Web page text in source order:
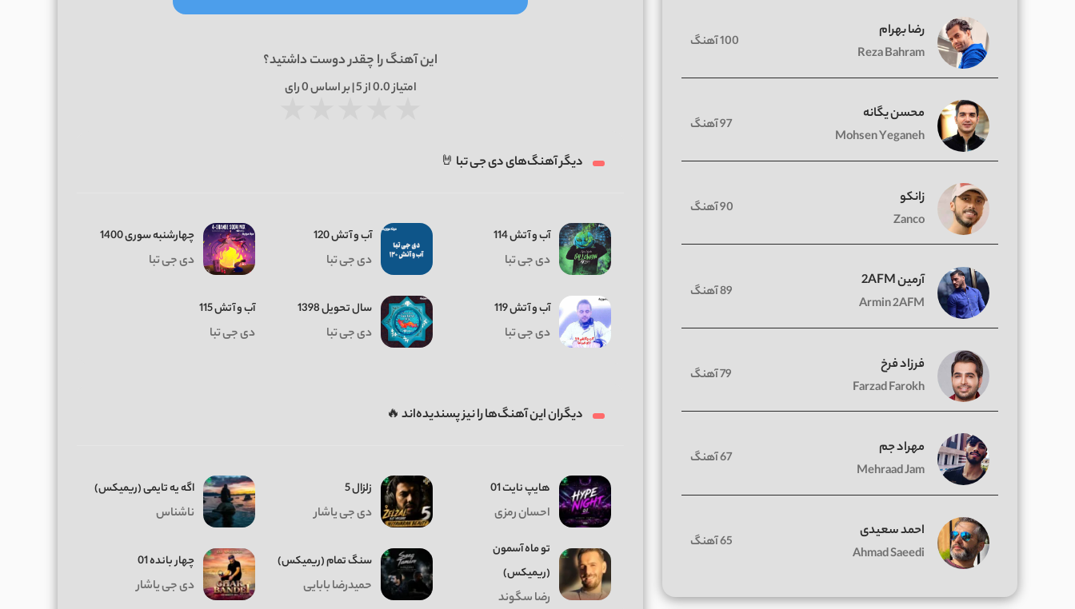
این آهنگ را چقدر دوست داشتید؟
امتیاز0.0از 5 | بر اساس 0رای
دیگر آهنگ‌های دی جی تبا 🤘
آب و آتش 114
دی جی تبا
آب و آتش 120
دی جی تبا
چهارشنبه سوری 1400
دی جی تبا
آب و آتش 119
دی جی تبا
سال تحویل 1398
دی جی تبا
آب و آتش 115
دی جی تبا
دیگران این آهنگ‌ها را نیز پسندیده‌اند 🔥
هایپ نایت 01
احسان رمزی
زلزال 5
دی جی یاشار
اگه یه تایمی (ریمیکس)
ناشناس
تو ماه آسمون
(ریمیکس)
رضا سگوند
سنگ تمام (ریمیکس)
حمیدرضا بابایی
چهار بانده 01
دی جی یاشار
رضا بهرام
Reza Bahram
100 آهنگ
محسن یگانه
Mohsen Yeganeh
97 آهنگ
زانکو
Zanco
90 آهنگ
آرمین 2AFM
Armin 2AFM
89 آهنگ
فرزاد فرخ
Farzad Farokh
79 آهنگ
مهراد جم
Mehraad Jam
67 آهنگ
احمد سعیدی
Ahmad Saeedi
65 آهنگ